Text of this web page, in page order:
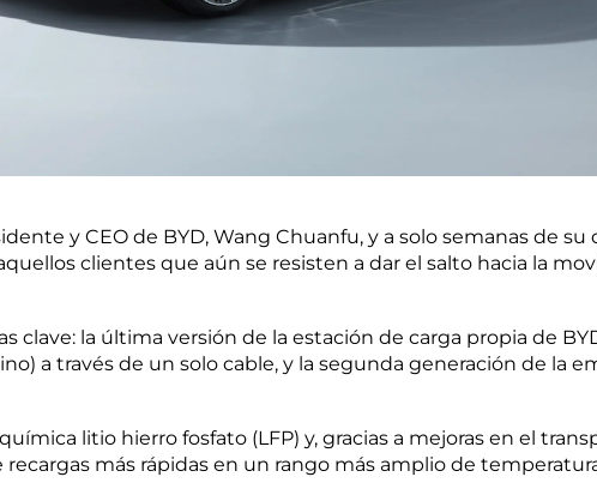
y CEO de BYD, Wang Chuanfu, y a solo semanas de
clientes que aún se resisten a dar el salto hacia la
clave: la última versión de la estación de carga propia de
a través de un solo cable, y la segunda generación de la
litio hierro fosfato (LFP) y, gracias a mejoras en el
más rápidas en un rango más amplio de